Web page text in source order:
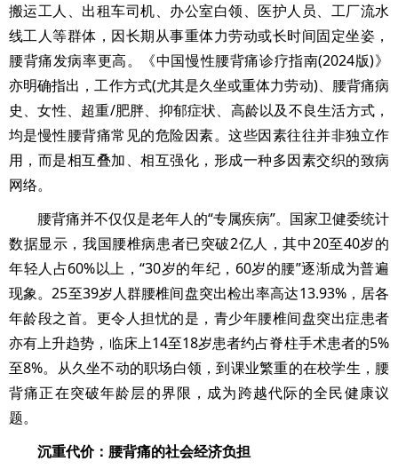
搬运工人、出租车司机、办公室白领、医护人员、工厂流水
线工人等群体，因长期从事重体力劳动或长时间固定坐姿，
腰背痛发病率更高。《中国慢性腰背痛诊疗指南(2024版)》
亦明确指出，工作方式(尤其是久坐或重体力劳动)、腰背痛病
史、女性、超重/肥胖、抑郁症状、高龄以及不良生活方式，
均是慢性腰背痛常见的危险因素。这些因素往往并非独立作
用，而是相互叠加、相互强化，形成一种多因素交织的致病
网络。
腰背痛并不仅仅是老年人的“专属疾病”。国家卫健委统计
数据显示，我国腰椎病患者已突破2亿人，其中20至40岁的
年轻人占60%以上，“30岁的年纪，60岁的腰”逐渐成为普遍
现象。25至39岁人群腰椎间盘突出检出率高达13.93%，居各
年龄段之首。更令人担忧的是，青少年腰椎间盘突出症患者
亦有上升趋势，临床上14至18岁患者约占脊柱手术患者的5%
至8%。从久坐不动的职场白领，到课业繁重的在校学生，腰
背痛正在突破年龄层的界限，成为跨越代际的全民健康议
题。
沉重代价：腰背痛的社会经济负担